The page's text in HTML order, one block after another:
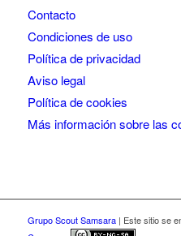
Contacto
Condiciones de uso
Política de privacidad
Aviso legal
Política de cookies
Más información sobre las
Grupo Scout Samsara| Este sitio se